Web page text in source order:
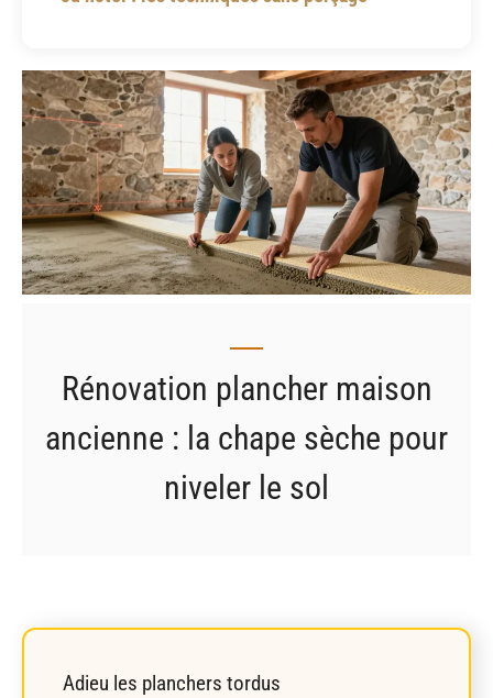
Rénovation plancher maison
ancienne : la chape sèche pour
niveler le sol
Adieu les planchers tordus